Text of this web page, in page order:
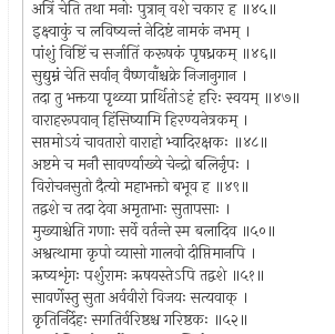
अत्रिं चेति तथा मनोः पुत्रान् वशे चकार ह ॥४५॥
इक्ष्वाकुं च लविष्यन्तं नेदिष्टं नामकं नभम् ।
पांशुं विष्टिं च सर्जातिं करूषकं पृषध्रकम् ॥४६॥
सुद्युम्नं चेति सर्वान् वैष्णवाँश्चक्रे निजानुगान ।
तदा तु भक्तया पृथ्व्या प्रार्थितोऽहं हरिः स्वयम् ॥४७॥
वाराहरूपवान् हिंसिष्यामि हिरण्यनेत्रकम् ।
सप्तमोऽयं चावतारो वाराहो भ्वादिरक्षकः ॥४८॥
अष्टमे च मनौ सावर्ण्याख्ये चेन्द्रो बलिर्नृपः ।
विरोचनसुतो दैत्यो महाभक्तो बभूव ह ॥४९॥
तद्वशे च तदा देवा अमृताभाः सुतापसाः ।
मुख्याश्चेति गणाः सर्वे वर्तन्ते स्म बलादिव ॥५०॥
अश्वत्थामा कृपो व्यासो गालवो दीप्तिमानपि ।
ऋष्यशृंगः पर्शुरामः ऋषयस्तेऽपि तद्वशे ॥५१॥
सावर्णेस्तु सुता अर्ववीरो विजयः सत्यवाक् ।
कृतिर्निर्देहः सगतिर्वरिष्ठश्च गरिष्ठकः ॥५२॥